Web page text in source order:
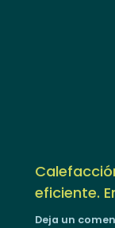
eficiente.
Deja un